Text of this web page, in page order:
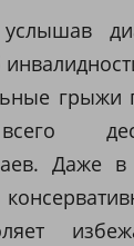
грыжи
Даже в